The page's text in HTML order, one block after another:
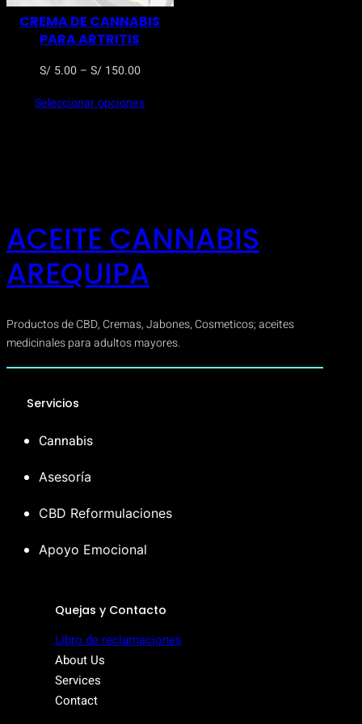
CREMA DE CANNABIS
PARA ARTRITIS
S/5.00 – S/150.00Rango
precios:
Seleccionar opciones
ACEITE CANNABIS
AREQUIPA
Productos de CBD, Cremas, Jabones, Cosmeticos; aceites
medicinales para adultos mayores.
Servicios
Cannabis
Asesoría
CBD Reformulaciones
Apoyo Emocional
Quejas y Contacto
Libro de reclamaciones
About Us
Services
Contact